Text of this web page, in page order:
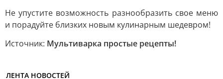
Не упустите возможность разнообразить свое меню
и порадуйте близких новым кулинарным шедевром!
Источник: Мультиварка простые рецепты!
ЛЕНТА НОВОСТЕЙ